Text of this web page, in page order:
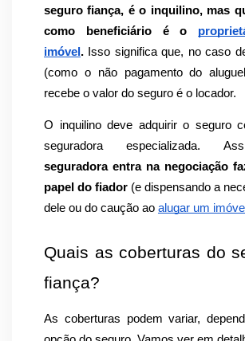
seguro fiança, é o inquilino, mas
como beneficiário é o
imóvel . Isso significa que, no caso
(como o não pagamento do
recebe o valor do seguro é o locador.
O inquilino deve adquirir o seguro
seguradora especializada.
seguradora entra na negociação
papel do fiador (e dispensando a
dele ou do caução ao alugar um imóvel
Quais as coberturas do
fiança?
As coberturas podem variar,